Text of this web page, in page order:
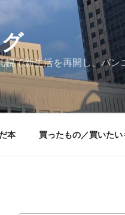
で新生活を再開し、バン
本 買ったもの／買いたい